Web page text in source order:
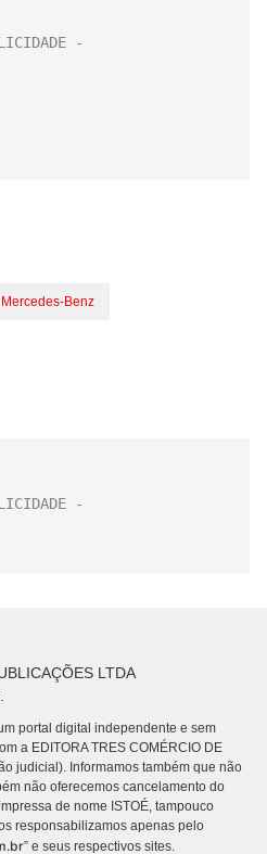
Mercedes-Benz
LTDA
portal digital independente e sem
a EDITORA TRES COMÉRCIO DE
judicial). Informamos também que não
não oferecemos cancelamento do
de nome ISTOÉ, tampouco
responsabilizamos apenas pelo
” e seus respectivos sites.